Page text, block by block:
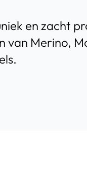
en zacht
van Merino,